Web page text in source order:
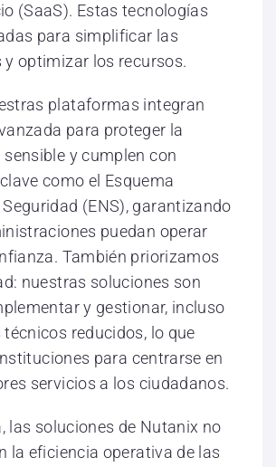
(SaaS). Estas tecnologías
para simplificar las
y optimizar los recursos.
plataformas integran
para proteger la
y cumplen con
como el Esquema
(ENS), garantizando
puedan operar
También priorizamos
nuestras soluciones son
y gestionar, incluso
reducidos, lo que
para centrarse en
servicios a los ciudadanos.
las soluciones de Nutanix no
la eficiencia operativa de las